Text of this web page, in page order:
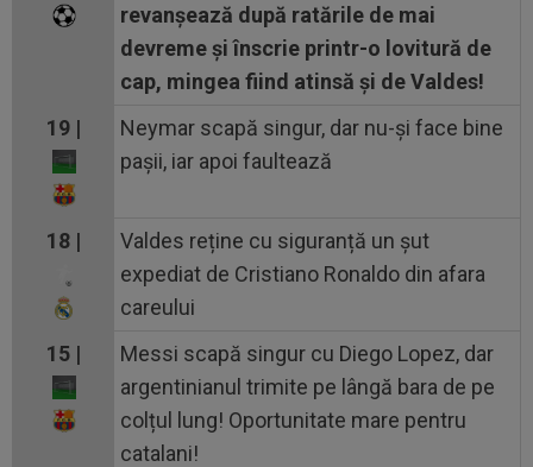
revanșează după ratările de mai
devreme și înscrie printr-o lovitură de
cap, mingea fiind atinsă și de Valdes!
19 |
Neymar scapă singur, dar nu-și face bine
pașii, iar apoi faultează
18 |
Valdes reține cu siguranță un șut
expediat de Cristiano Ronaldo din afara
careului
15 |
Messi scapă singur cu Diego Lopez, dar
argentinianul trimite pe lângă bara de pe
colțul lung! Oportunitate mare pentru
catalani!